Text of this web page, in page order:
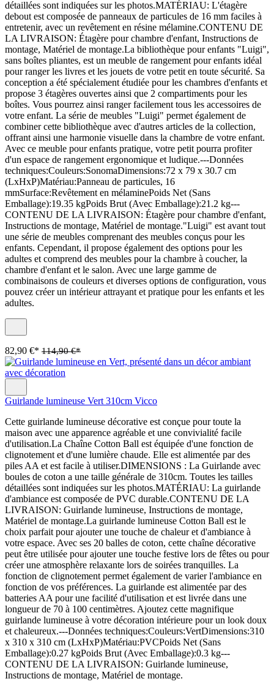
détaillées sont indiquées sur les photos.MATÉRIAU: L'étagère
debout est composée de panneaux de particules de 16 mm faciles à
entretenir, avec un revêtement en résine mélamine.CONTENU DE
LA LIVRAISON: Étagère pour chambre d'enfant, Instructions de
montage, Matériel de montage.La bibliothèque pour enfants "Luigi",
sans boîtes pliantes, est un meuble de rangement pour enfants idéal
pour ranger les livres et les jouets de votre petit en toute sécurité. Sa
conception a été spécialement étudiée pour les chambres d'enfants et
propose 3 étagères ouvertes ainsi que 2 compartiments pour les
boîtes. Vous pourrez ainsi ranger facilement tous les accessoires de
votre enfant. La série de meubles "Luigi" permet également de
combiner cette bibliothèque avec d'autres articles de la collection,
offrant ainsi une harmonie visuelle dans la chambre de votre enfant.
Avec ce meuble pour enfants pratique, votre petit pourra profiter
d'un espace de rangement ergonomique et ludique.---Données
techniques:Couleurs:SonomaDimensions:72 x 79 x 30.7 cm
(LxHxP)Matériau:Panneau de particules, 16
mmSurface:Revêtement en mélaminePoids Net (Sans
Emballage):19.35 kgPoids Brut (Avec Emballage):21.2 kg---
CONTENU DE LA LIVRAISON: Étagère pour chambre d'enfant,
Instructions de montage, Matériel de montage."Luigi" est avant tout
une série de meubles comprenant des meubles conçus pour les
enfants. Cependant, il propose également des options pour les
adultes et comprend des meubles pour la chambre à coucher, la
chambre d'enfant et le salon. Avec une large gamme de
combinaisons de couleurs et diverses options de configuration, vous
pouvez créer un intérieur attrayant et pratique pour les enfants et les
adultes.
82,90 €* 114,90 €*
Guirlande lumineuse Vert 310cm Vicco
Cette guirlande lumineuse décorative est conçue pour toute la
maison avec une apparence agréable et une convivialité facile
d'utilisation.La Chaîne Cotton Ball est équipée d'une fonction de
clignotement et d'une lumière chaude. Elle est alimentée par des
piles AA et est facile à utiliser.DIMENSIONS : La Guirlande avec
boules de coton a une taille générale de 310cm. Toutes les tailles
détaillées sont indiquées sur les photos.MATÉRIAU: La guirlande
d'ambiance est composée de PVC durable.CONTENU DE LA
LIVRAISON: Guirlande lumineuse, Instructions de montage,
Matériel de montage.La guirlande lumineuse Cotton Ball est le
choix parfait pour ajouter une touche de chaleur et d'ambiance à
votre espace. Avec ses 20 balles de coton, cette chaîne décorative
peut être utilisée pour ajouter une touche festive lors de fêtes ou pour
créer une atmosphère relaxante lors de soirées tranquilles. La
fonction de clignotement permet également de varier l'ambiance en
fonction de vos préférences. La guirlande est alimentée par des
batteries AA pour une facilité d'utilisation et est livrée dans une
longueur de 70 à 100 centimètres. Ajoutez cette magnifique
guirlande lumineuse à votre décoration intérieure pour un look doux
et chaleureux.---Données techniques:Couleurs:VertDimensions:310
x 310 x 310 cm (LxHxP)Matériau:PVCPoids Net (Sans
Emballage):0.27 kgPoids Brut (Avec Emballage):0.3 kg---
CONTENU DE LA LIVRAISON: Guirlande lumineuse,
Instructions de montage, Matériel de montage.